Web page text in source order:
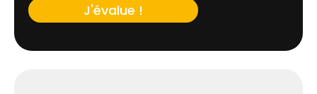
J'évalue !